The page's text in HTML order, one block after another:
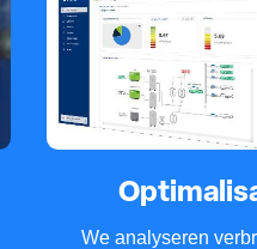
We analyseren